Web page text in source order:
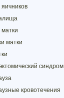
яичников
матки
синдром
кровотечения